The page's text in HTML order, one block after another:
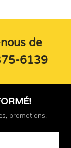
de
6139
promotions,